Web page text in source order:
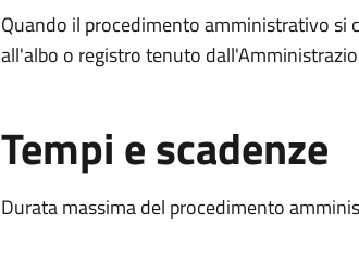
Quando il procedimento amministrativo
all'albo o registro tenuto
Tempi e scadenze
Durata massima del procedimento